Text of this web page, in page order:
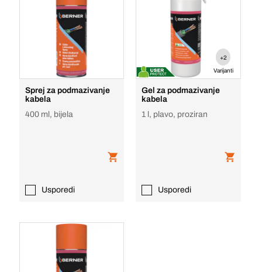
Sprej za podmazivanje
kabela
400 ml, bijela
Usporedi
+2
Varijanti
Gel za podmazivanje
kabela
1 l, plavo, proziran
Usporedi